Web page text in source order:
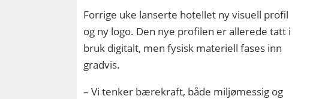
Forrige uke lanserte hotellet ny visuell profil
og ny logo. Den nye profilen er allerede tatt i
bruk digitalt, men fysisk materiell fases inn
gradvis.
– Vi tenker bærekraft, både miljømessig og